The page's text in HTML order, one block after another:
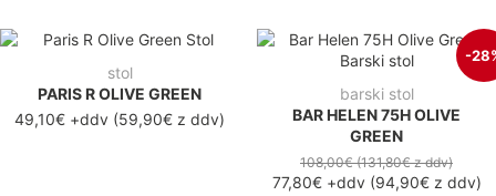
stol
PARIS R OLIVE GREEN
49,10€ +ddv (59,90€ z ddv)
-
barski stol
BAR HELEN 75H OLIVE
GREEN
108,00€(131,80€z ddv)
77,80€+ddv(94,90€z ddv)